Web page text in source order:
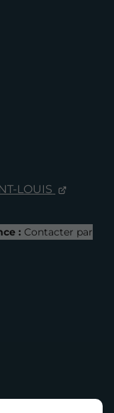
LOUIS
: Contacter par